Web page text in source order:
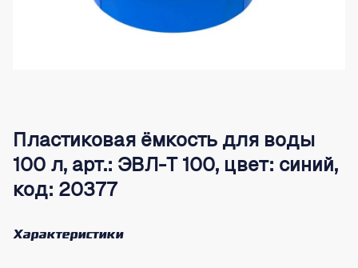
Пластиковая ёмкость для воды
100 л, арт.: ЭВЛ-Т 100, цвет: синий,
код: 20377
Характеристики